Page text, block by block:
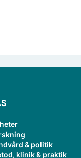
& politik
klinik & praktik